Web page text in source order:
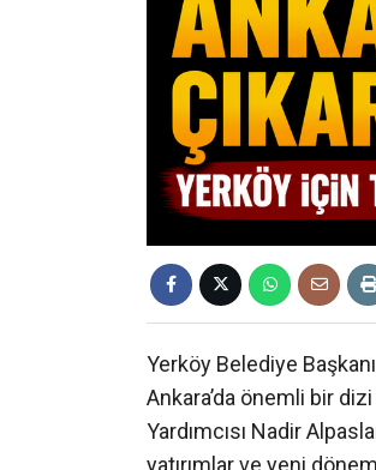
Yerköy Belediye
Ankara’da önemli bir
Yardımcısı Nadir
yatırımlar ve yeni